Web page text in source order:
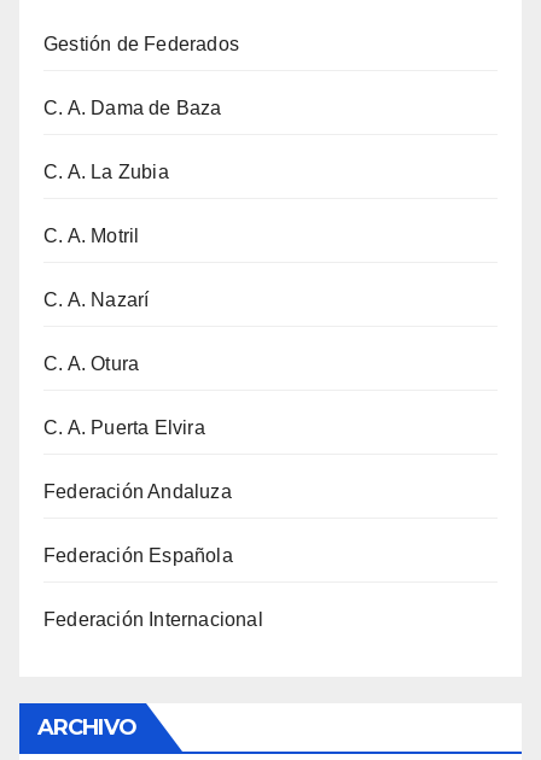
Gestión de Federados
C. A. Dama de Baza
C. A. La Zubia
C. A. Motril
C. A. Nazarí
C. A. Otura
C. A. Puerta Elvira
Federación Andaluza
Federación Española
Federación Internacional
ARCHIVO